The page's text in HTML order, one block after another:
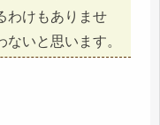
わけもありませ
いと思います。